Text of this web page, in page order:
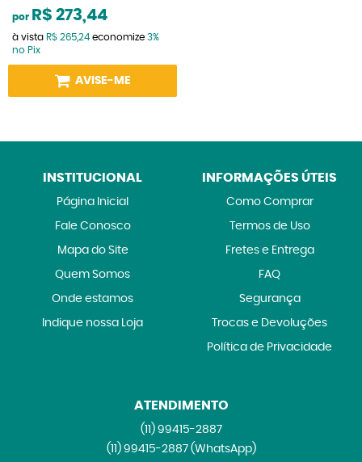
por R$ 273,44
à vista R$ 265,24economize 3%
no Pix
AVISE-ME
INSTITUCIONAL
Página Inicial
Fale Conosco
Mapa do Site
Quem Somos
Onde estamos
Indique nossa Loja
INFORMAÇÕES ÚTEIS
Como Comprar
Termos de Uso
Fretes e Entrega
FAQ
Segurança
Trocas e Devoluções
Política de Privacidade
ATENDIMENTO
(11)99415-2887
(11)99415-2887 (WhatsApp)